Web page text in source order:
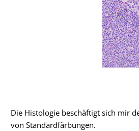
Die Histologie beschäftigt sich mir
von Standardfärbungen.